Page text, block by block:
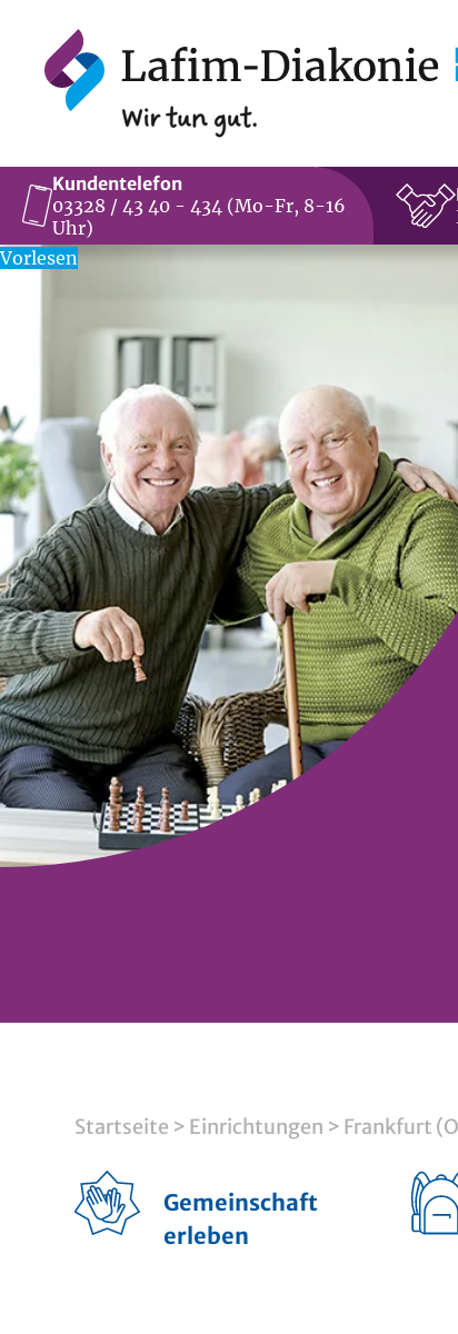
Vorlesen
Kundentelefon
03328 / 43 40 - 434 (Mo-Fr, 8-16
Uhr)
Startseite > Einrichtungen > Frankfurt
Gemeinschaft
erleben